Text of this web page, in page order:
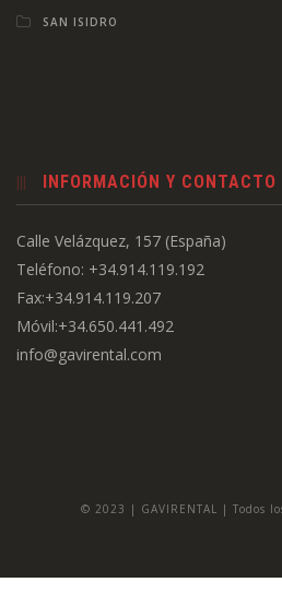
SAN ISIDRO
INFORMACIÓN Y CONTACTO
Calle Velázquez, 157 (España)
Teléfono: +34.914.119.192
Fax:+34.914.119.207
Móvil:+34.650.441.492
info@gavirental.com
© 2023 | GAVIRENTAL | Todos